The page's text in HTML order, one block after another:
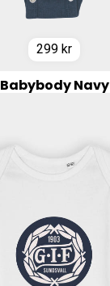
299 kr
Babybody Navy